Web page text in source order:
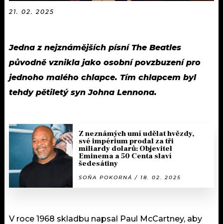
21. 02. 2025
Jedna z nejznámějších písní The Beatles
původně vznikla jako osobní povzbuzení pro
jednoho malého chlapce. Tím chlapcem byl
tehdy pětiletý syn Johna Lennona.
Z neznámých umí udělat hvězdy,
své impérium prodal za tři
miliardy dolarů: Objevitel
Eminema a 50 Centa slaví
šedesátiny
SOŇA POKORNÁ / 18. 02. 2025
V roce 1968 skladbu napsal Paul McCartney, aby